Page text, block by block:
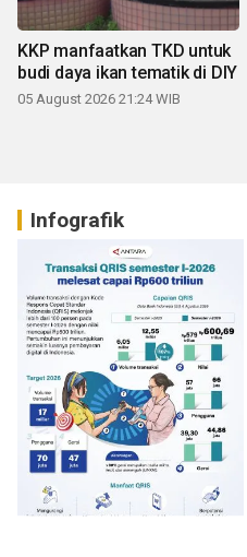
KKP manfaatkan TKD untuk
budi daya ikan tematik di DIY
05 August 2026 21:24 WIB
Infografik